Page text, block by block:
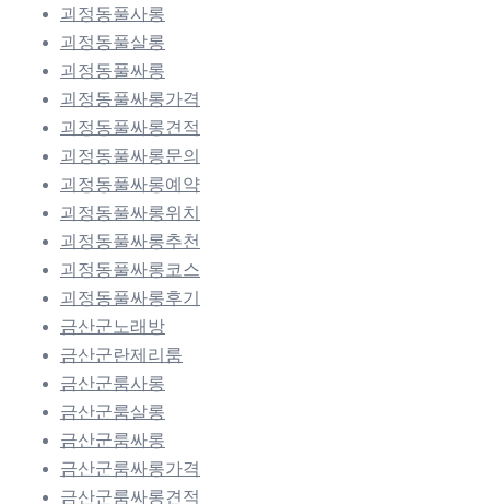
괴정동풀사롱
괴정동풀살롱
괴정동풀싸롱
괴정동풀싸롱가격
괴정동풀싸롱견적
괴정동풀싸롱문의
괴정동풀싸롱예약
괴정동풀싸롱위치
괴정동풀싸롱추천
괴정동풀싸롱코스
괴정동풀싸롱후기
금산군노래방
금산군란제리룸
금산군룸사롱
금산군룸살롱
금산군룸싸롱
금산군룸싸롱가격
금산군룸싸롱견적